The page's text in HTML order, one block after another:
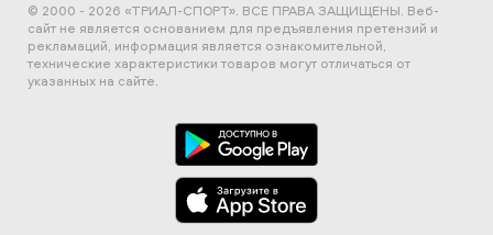
© 2000 - 2026 «ТРИАЛ-СПОРТ». ВСЕ ПРАВА ЗАЩИЩЕНЫ. Веб-
сайт не является основанием для предъявления претензий и
рекламаций, информация является ознакомительной,
технические характеристики товаров могут отличаться от
указанных на сайте.